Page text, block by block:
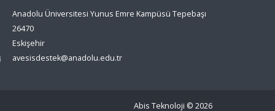
Anadolu Üniversitesi Yunus Emre Kampüsü Tepebaşı
26470
Eskişehir
avesisdestek@anadolu.edu.tr
Abis Teknoloji © 2026